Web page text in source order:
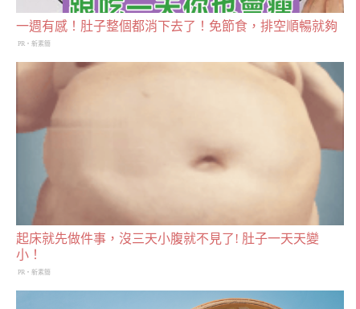
一週有感！肚子整個都消下去了！免節食，排空順暢就夠
PR・新素簡
起床就先做件事，沒三天小腹就不見了! 肚子一天天變
小！
PR・新素簡